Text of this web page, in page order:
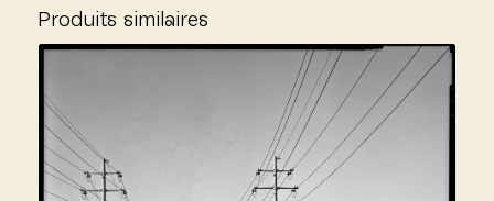
Produits similaires